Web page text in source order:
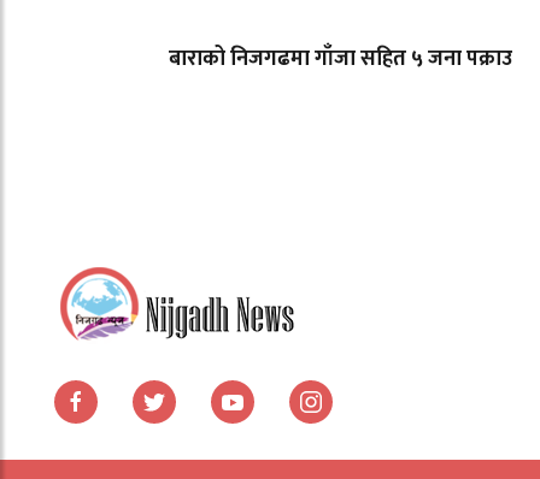
बाराको निजगढमा गाँजा सहित ५ जना पक्राउ